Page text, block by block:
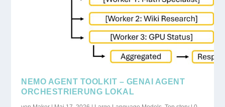
NEMO AGENT TOOLKIT – GENAI AGENT
ORCHESTRIERUNG LOKAL